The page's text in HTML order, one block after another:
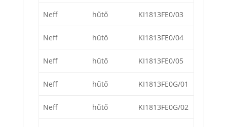
Neff hűtő KI1813FE0/03
Neff hűtő KI1813FE0/04
Neff hűtő KI1813FE0/05
Neff hűtő KI1813FE0G/01
Neff hűtő KI1813FE0G/02